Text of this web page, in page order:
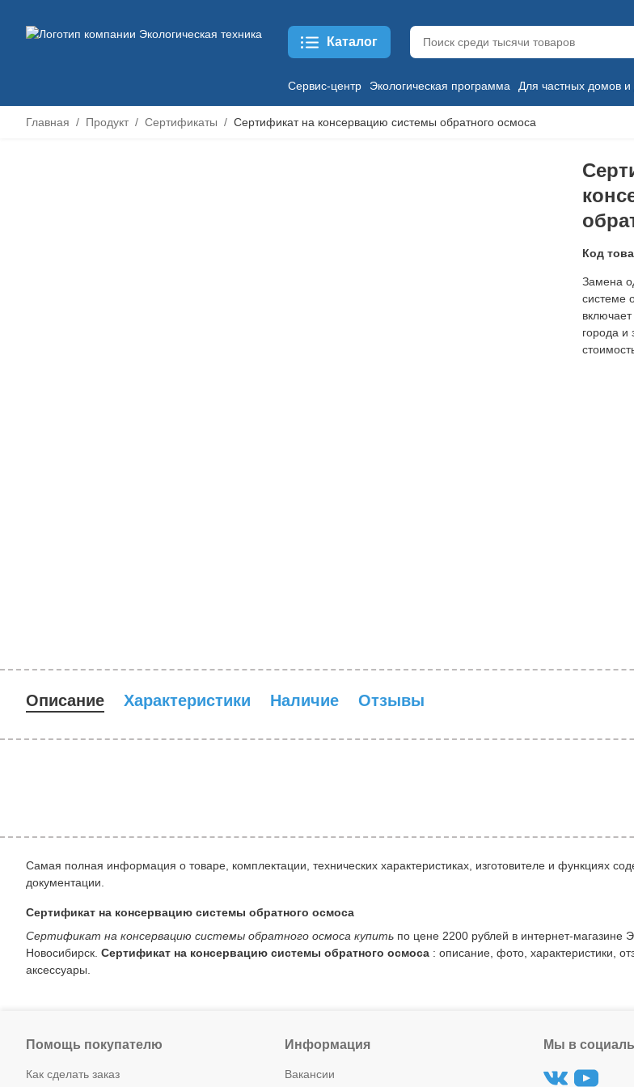
Каталог
Сервис-центр Экологическая программа Для частных домов и
Главная Продукт Сертификаты Сертификат на консервацию системы обратного осмоса
Код
Замена
системе
города и
Описание Характеристики Наличие Отзывы
Самая полная информация о товаре, комплектации, технических характеристиках, изготовителе и функциях
документации.
Сертификат на консервацию системы обратного осмоса
Сертификат на консервацию системы обратного осмоса купить по цене 2200 рублей в интернет-магазине
Новосибирск. Сертификат на консервацию системы обратного осмоса : описание, фото, характеристики,
аксессуары.
Помощь покупателю
Как сделать заказ
Информация
Вакансии
Мы в